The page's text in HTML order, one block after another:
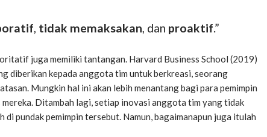
, tidak memaksakan, dan proaktif.”
juga memiliki tantangan. Harvard Business School (2019)
diberikan kepada anggota tim untuk berkreasi, seorang
Mungkin hal ini akan lebih menantang bagi para pemimpin
Ditambah lagi, setiap inovasi anggota tim yang tidak
di pundak pemimpin tersebut. Namun, bagaimanapun juga itulah